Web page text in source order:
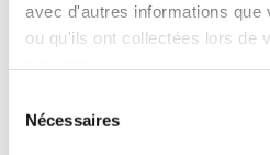
avec d'autres informations que
ou qu'ils ont collectées lors de
Nécessaires